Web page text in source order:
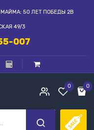
50 ЛЕТ ПОБЕДЫ 2В
49/3
007
0 0